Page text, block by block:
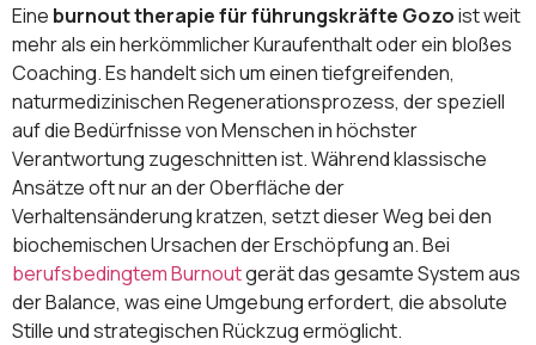
Eine burnout therapie für führungskräfte Gozoist weit
mehr als ein herkömmlicher Kuraufenthalt oder ein bloßes
Coaching. Es handelt sich um einen tiefgreifenden,
naturmedizinischen Regenerationsprozess, der speziell
auf die Bedürfnisse von Menschen in höchster
Verantwortung zugeschnitten ist. Während klassische
Ansätze oft nur an der Oberfläche der
Verhaltensänderung kratzen, setzt dieser Weg bei den
biochemischen Ursachen der Erschöpfung an. Bei
berufsbedingtem Burnoutgerät das gesamte System aus
der Balance, was eine Umgebung erfordert, die absolute
Stille und strategischen Rückzug ermöglicht.